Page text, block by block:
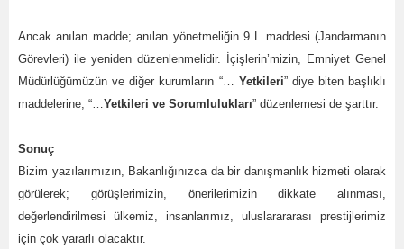
Ancak anılan madde; anılan yönetmeliğin 9 L maddesi (Jandarmanın
Görevleri) ile yeniden düzenlenmelidir. İçişlerin’mizin, Emniyet Genel
Müdürlüğümüzün ve diğer kurumların “… Yetkileri” diye biten başlıklı
maddelerine, “…Yetkileri ve Sorumlulukları” düzenlemesi de şarttır.
Sonuç
Bizim yazılarımızın, Bakanlığınızca da bir danışmanlık hizmeti olarak
görülerek; görüşlerimizin, önerilerimizin dikkate alınması,
değerlendirilmesi ülkemiz, insanlarımız, uluslarararası prestijlerimiz
için çok yararlı olacaktır.